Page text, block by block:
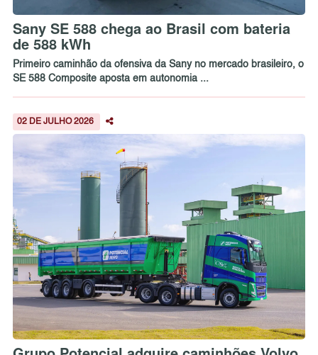
Sany SE 588 chega ao Brasil com bateria
de 588 kWh
Primeiro caminhão da ofensiva da Sany no mercado brasileiro, o
SE 588 Composite aposta em autonomia ...
02 DE JULHO 2026